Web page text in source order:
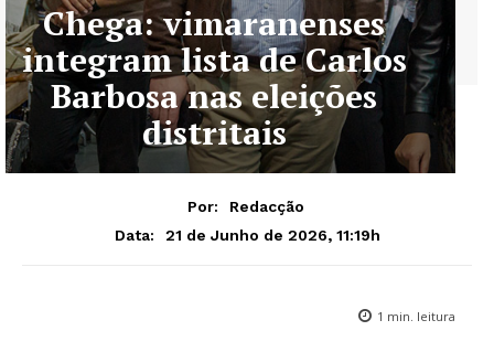
Chega: vimaranenses
integram lista de Carlos
Barbosa nas eleições
distritais
Por:
Redacção
Data:
21 de Junho de 2026, 11:19h
1 min. leitura